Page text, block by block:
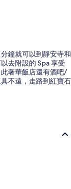
鐘就可以到靜安寺和
去附設的 Spa 享受
奢華飯店還有酒吧/
不遠，走路到紅寶石